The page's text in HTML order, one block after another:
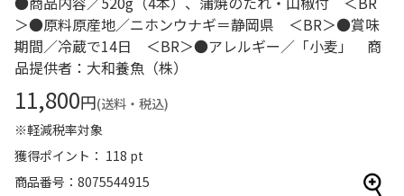
＞●原料原産地／ニホンウナギ＝静岡県 ＜BR＞●賞味
期間／冷蔵で14日 ＜BR＞●アレルギー／「小麦」 商
品提供者：大和養魚（株）
11,800円(送料・税込)
※軽減税率対象
獲得ポイント： 118 pt
商品番号
8075544915